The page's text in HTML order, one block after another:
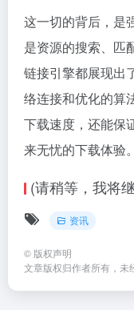
这一切的背后，是
是资源的搜索、匹
链接引擎都展现出
络连接和优化的算
下载速度，还能保
来无忧的下载体验。
(请稍等，我将
资讯
© 版权声明
文章版权归作者所有，未